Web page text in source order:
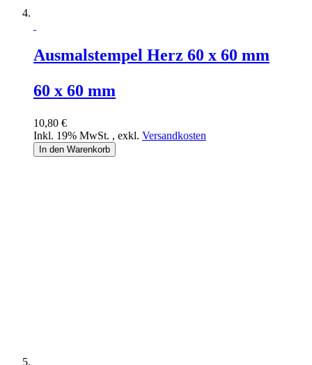
Ausmalstempel Herz 60 x 60 mm
60 x 60 mm
10,80 €
Inkl. 19% MwSt. , exkl. Versandkosten
In den Warenkorb